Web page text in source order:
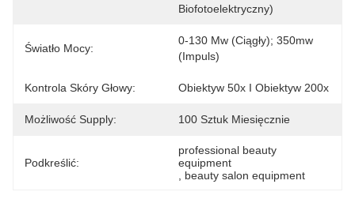
Biofotoelektryczny)
Światło Mocy:
0-130 Mw (ciągły); 350mw
(impuls)
Kontrola Skóry Głowy: Obiektyw 50x I Obiektyw 200x
Możliwość Supply: 100 Sztuk Miesięcznie
Podkreślić:
professional beauty
equipment
beauty salon equipment